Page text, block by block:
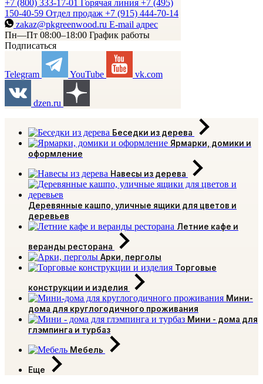
+7 (800) 333-17-01 Горячая линия +7 (495)
150-40-59 Отдел продаж +7 (915) 444-70-14
zakaz@pkgreenwood.ru E-mail адрес
Пн—Пт 08:00–18:00 График работы
Подписаться
Telegram YouTube vk.com
dzen.ru
Беседки из дерева
Ярмарки, домики и
оформление
Навесы из дерева
Деревянные кашпо, уличные ящики для цветов и
деревьев
Летние кафе и
веранды ресторана
Арки, перголы
Торговые
конструкции и изделия
Мини-
дома для круглогодичного проживания
Мини - дома для
глэмпинга и турбаз
Мебель
Еще